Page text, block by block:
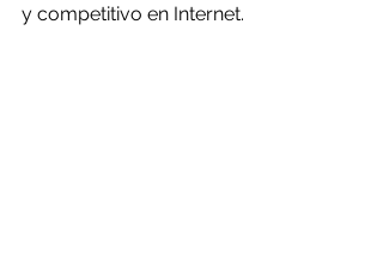
y competitivo en Internet.